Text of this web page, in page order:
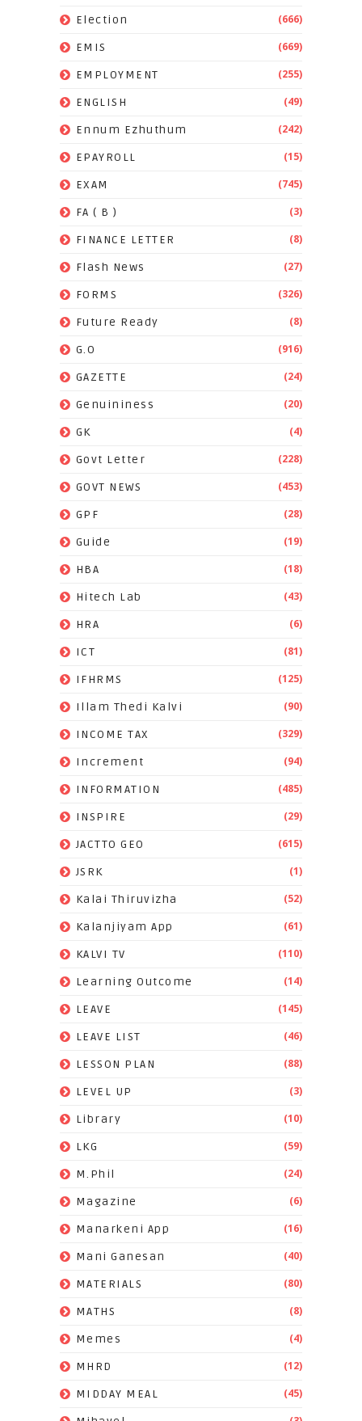
Election (666)
EMIS (669)
EMPLOYMENT (255)
ENGLISH (49)
Ennum Ezhuthum (242)
EPAYROLL (15)
EXAM (745)
FA ( B ) (3)
FINANCE LETTER (8)
Flash News (27)
FORMS (326)
Future Ready (8)
G.O (916)
GAZETTE (24)
Genuininess (20)
GK (4)
Govt Letter (228)
GOVT NEWS (453)
GPF (28)
Guide (19)
HBA (18)
Hitech Lab (43)
HRA (6)
ICT (81)
IFHRMS (125)
Illam Thedi Kalvi (90)
INCOME TAX (329)
Increment (94)
INFORMATION (485)
INSPIRE (29)
JACTTO GEO (615)
JSRK (1)
Kalai Thiruvizha (52)
Kalanjiyam App (61)
KALVI TV (110)
Learning Outcome (14)
LEAVE (145)
LEAVE LIST (46)
LESSON PLAN (88)
LEVEL UP (3)
Library (10)
LKG (59)
M.Phil (24)
Magazine (6)
Manarkeni App (16)
Mani Ganesan (40)
MATERIALS (80)
MATHS (8)
Memes (4)
MHRD (12)
MIDDAY MEAL (45)